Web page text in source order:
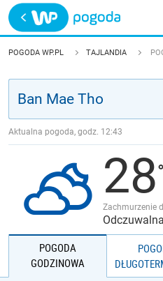
Trwa ładowanie
POLSKA
POGODA WP.PL TAJLANDIA
Aktualna pogoda, godz. 12:43
28
Zachmurzenie
POGODA
GODZINOWA